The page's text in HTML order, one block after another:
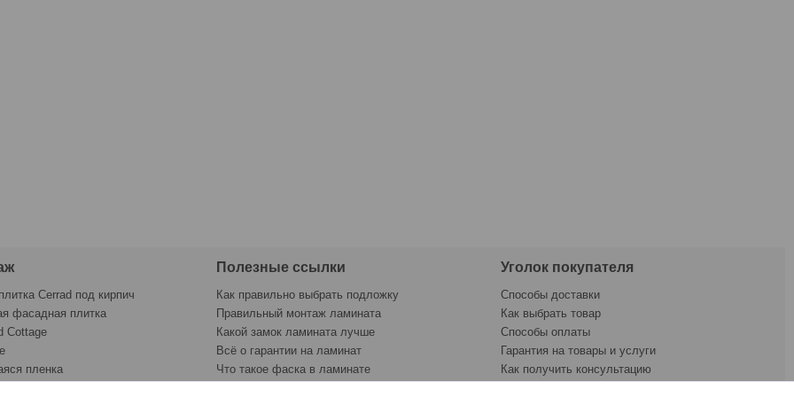
Cerrad под кирпич
фасадная плитка
Cottage
пленка
Полезные ссылки
Как правильно выбрать подложку
Правильный монтаж ламината
Какой замок ламината лучше
Всё о гарантии на ламинат
Что такое фаска в ламинате
Уголок покупателя
Способы доставки
Как выбрать товар
Способы оплаты
Гарантия на товары и услуги
Как получить консультацию